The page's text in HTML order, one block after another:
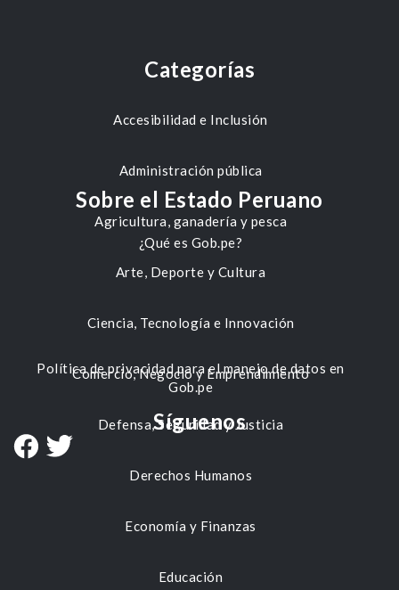
Categorías
Accesibilidad e Inclusión
Administración pública
Agricultura, ganadería y pesca
Arte, Deporte y Cultura
Ciencia, Tecnología e Innovación
Comercio, Negocio y Emprendimiento
Defensa, Seguridad y Justicia
Derechos Humanos
Economía y Finanzas
Educación
Sobre el Estado Peruano
¿Qué es Gob.pe?
Política de privacidad para el manejo de datos en
Gob.pe
Síguenos